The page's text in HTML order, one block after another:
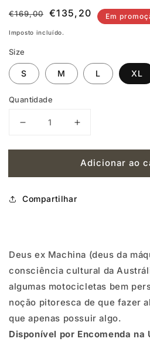
Preço
normal
€169,00
Preço
de
€135,20 Em
Imposto incluído.
Size
S M L XL
Quantidade
a
DEUS
No.
CREW
-
ANTHRACITE
a
quantidade
No.
177
CREW
-
ANTHRACITE
Adicionar ao
Compartilhar
Deus ex Machina (deus da
consciência cultural da
algumas motocicletas bem
noção pitoresca de que fazer
que apenas possuir algo.
Disponível por Encomenda